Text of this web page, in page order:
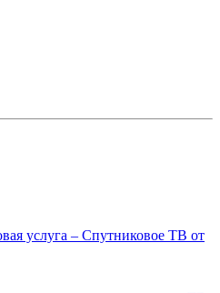
услуга – Спутниковое ТВ от